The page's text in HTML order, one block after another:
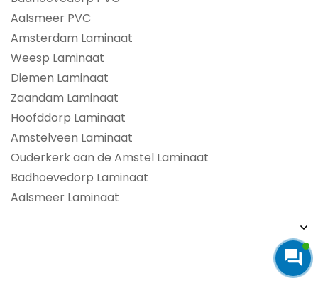
Aalsmeer PVC
Amsterdam Laminaat
Weesp Laminaat
Diemen Laminaat
Zaandam Laminaat
Hoofddorp Laminaat
Amstelveen Laminaat
Ouderkerk aan de Amstel Laminaat
Badhoevedorp Laminaat
Aalsmeer Laminaat